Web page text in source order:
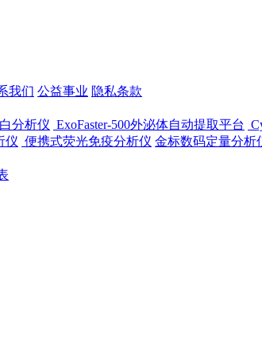
我们 公益事业 隐私条款
分析仪 ExoFaster-500外泌体自动提取平台
仪 便携式荧光免疫分析仪 金标数码定量分析